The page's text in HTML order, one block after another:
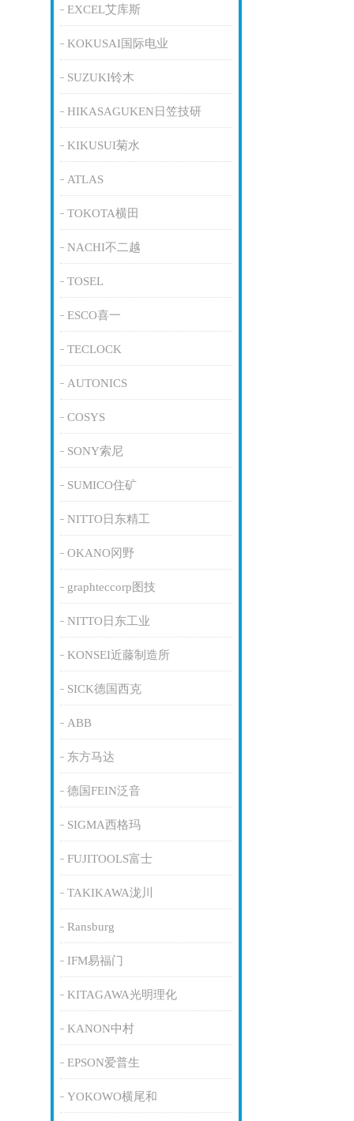
EXCEL艾库斯
KOKUSAI国际电业
SUZUKI铃木
HIKASAGUKEN日笠技研
KIKUSUI菊水
ATLAS
TOKOTA横田
NACHI不二越
TOSEL
ESCO喜一
TECLOCK
AUTONICS
COSYS
SONY索尼
SUMICO住矿
NITTO日东精工
OKANO冈野
graphteccorp图技
NITTO日东工业
KONSEI近藤制造所
SICK德国西克
ABB
东方马达
德国FEIN泛音
SIGMA西格玛
FUJITOOLS富士
TAKIKAWA泷川
Ransburg
IFM易福门
KITAGAWA光明理化
KANON中村
EPSON爱普生
YOKOWO横尾和